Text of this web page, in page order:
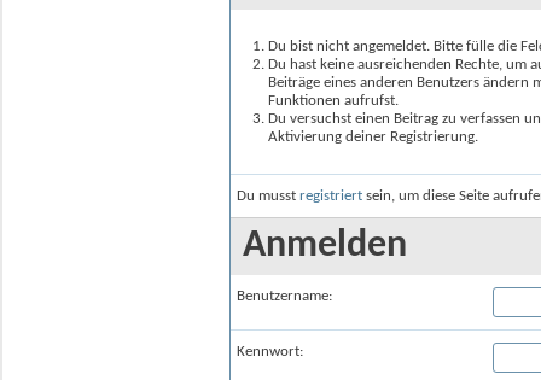
Du bist nicht angemeldet. Bitte fülle die
Du hast keine ausreichenden Rechte, um
Beiträge eines anderen Benutzers
Funktionen aufrufst.
Du versuchst einen Beitrag zu verfassen
Aktivierung deiner Registrierung.
Du musst registriert sein, um diese Seite
Anmelden
Benutzername:
Kennwort: